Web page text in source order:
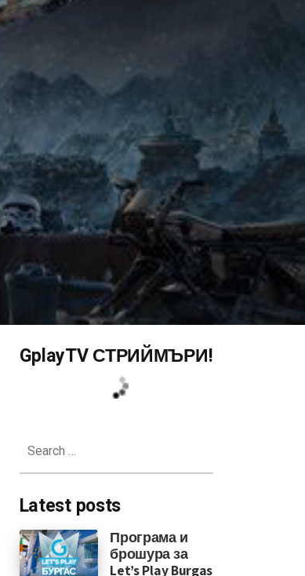
средства
GplayTV СТРИЙМЪРИ!
for:
Latest posts
Програма и
брошура за
Let’s Play Burgas